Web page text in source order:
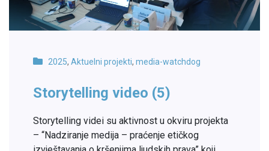
2025, Aktuelni projekti, media-watchdog
Storytelling video (5)
Storytelling videi su aktivnost u okviru projekta
– “Nadziranje medija – praćenje etičkog